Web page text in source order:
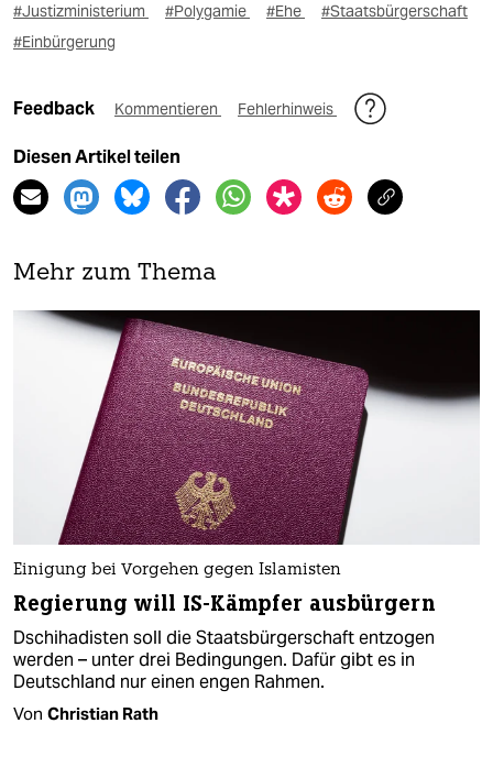
#Justizministerium
#Polygamie #Ehe
#Staatsbürgerschaft
#Einbürgerung
Feedback Kommentieren Fehlerhinweis
Diesen Artikel teilen
Mehr zum Thema
Einigung bei Vorgehen gegen Islamisten
Regierung will IS-Kämpfer ausbürgern
Dschihadisten soll die Staatsbürgerschaft entzogen
werden – unter drei Bedingungen. Dafür gibt es in
Deutschland nur einen engen Rahmen.
Von Christian Rath